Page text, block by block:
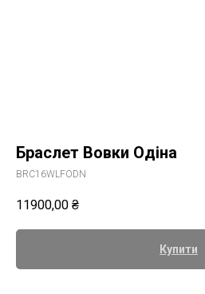
Браслет Вовки Одіна
BRC16WLFODN
11900,00 ₴
Купити